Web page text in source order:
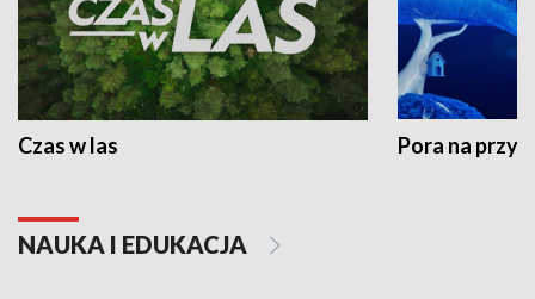
Czas w las Pora na
NAUKA I EDUKACJA